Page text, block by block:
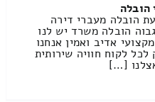
הובלה
הובלה מעברי דירה
הובלה משרד יש לנו
אדיב ואמין אנחנו
לכל לקוח חוויה שירותית
[…]